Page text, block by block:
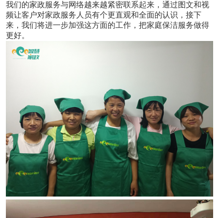
我们的家政服务与网络越来越紧密联系起来，通过图文和视
频让客户对家政服务人员有个更直观和全面的认识，接下
来，我们将进一步加强这方面的工作，把家庭保洁服务做得
更好。